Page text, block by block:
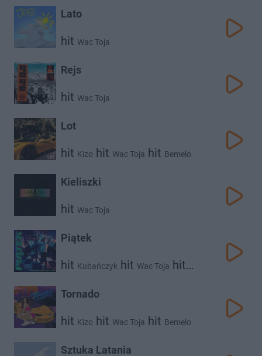
Lato
hit Wac Toja
Rejs
hit Wac Toja
Lot
hit Kizo hit Wac Toja hit Bemelo
Kieliszki
hit Wac Toja
Piątek
hit Kubańczyk hit Wac Toja hit
Tornado
hit Kizo hit Wac Toja hit Bemelo
Sztuka Latania